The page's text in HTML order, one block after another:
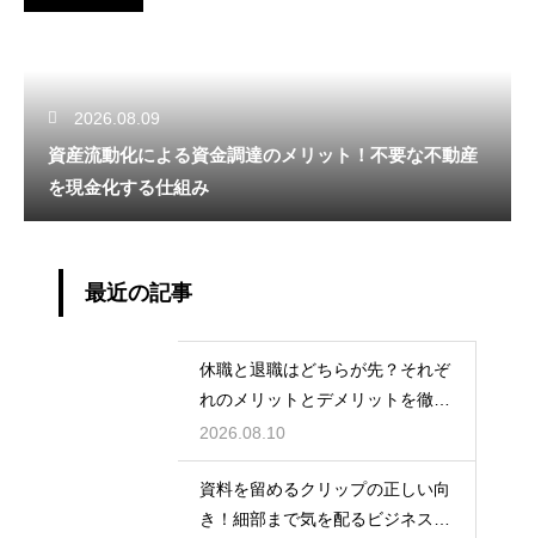
2026.08.09
資産流動化による資金調達のメリット！不要な不動産
を現金化する仕組み
最近の記事
休職と退職はどちらが先？それぞ
れのメリットとデメリットを徹底
解説
2026.08.10
資料を留めるクリップの正しい向
き！細部まで気を配るビジネスマ